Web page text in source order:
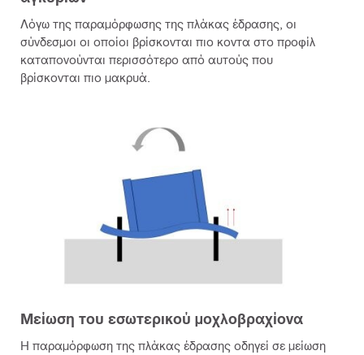
Λόγω της παραμόρφωσης της πλάκας έδρασης, οι
σύνδεσμοι οι οποίοι βρίσκονται πιο κοντα στο προφίλ
καταπονούνται περισσότερο από αυτούς που
βρίσκονται πιο μακρυά.
Μείωση του εσωτερικού μοχλοβραχίονα
Η παραμόρφωση της πλάκας έδρασης οδηγεί σε μείωση